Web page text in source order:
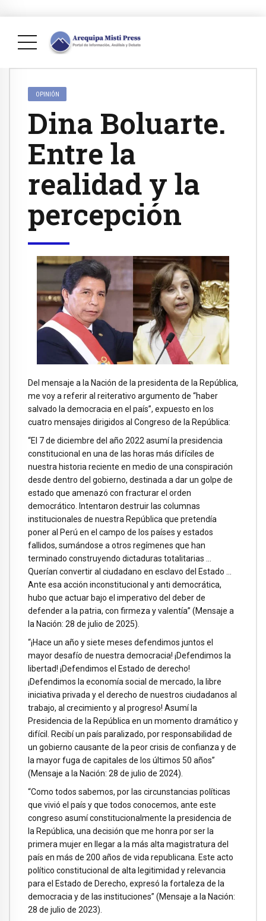
OPINIÓN
Dina Boluarte.
Entre la
realidad y la
percepción
Del mensaje a la Nación de la presidenta de la República,
me voy a referir al reiterativo argumento de “haber
salvado la democracia en el país”, expuesto en los
cuatro mensajes dirigidos al Congreso de la República:
“El 7 de diciembre del año 2022 asumí la presidencia
constitucional en una de las horas más difíciles de
nuestra historia reciente en medio de una conspiración
desde dentro del gobierno, destinada a dar un golpe de
estado que amenazó con fracturar el orden
democrático. Intentaron destruir las columnas
institucionales de nuestra República que pretendía
poner al Perú en el campo de los países y estados
fallidos, sumándose a otros regímenes que han
terminado construyendo dictaduras totalitarias …
Querían convertir al ciudadano en esclavo del Estado …
Ante esa acción inconstitucional y anti democrática,
hubo que actuar bajo el imperativo del deber de
defender a la patria, con firmeza y valentía” (Mensaje a
la Nación: 28 de julio de 2025).
“¡Hace un año y siete meses defendimos juntos el
mayor desafío de nuestra democracia! ¡Defendimos la
libertad! ¡Defendimos el Estado de derecho!
¡Defendimos la economía social de mercado, la libre
iniciativa privada y el derecho de nuestros ciudadanos al
trabajo, al crecimiento y al progreso! Asumí la
Presidencia de la República en un momento dramático y
difícil. Recibí un país paralizado, por responsabilidad de
un gobierno causante de la peor crisis de confianza y de
la mayor fuga de capitales de los últimos 50 años”
(Mensaje a la Nación: 28 de julio de 2024).
“Como todos sabemos, por las circunstancias políticas
que vivió el país y que todos conocemos, ante este
congreso asumí constitucionalmente la presidencia de
la República, una decisión que me honra por ser la
primera mujer en llegar a la más alta magistratura del
país en más de 200 años de vida republicana. Este acto
político constitucional de alta legitimidad y relevancia
para el Estado de Derecho, expresó la fortaleza de la
democracia y de las instituciones” (Mensaje a la Nación:
28 de julio de 2023).